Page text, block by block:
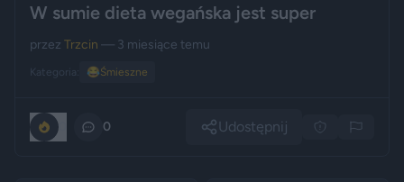
W sumie dieta wegańska jest super
przez Trzcin — 3 miesiące temu
Kategoria: 😂Śmieszne
0 Udostępnij